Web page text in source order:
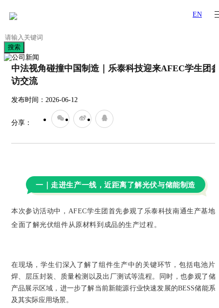
EN
搜索
中法视角碰撞中国制造｜乐泰科技迎来AFEC学生团
访交流
发布时间：2026-06-12
分享：
一｜走进生产一线，近距离了解光伏与储能制造
本次参访活动中，AFEC学生团首先参观了乐泰科技南通生产基地
全面了解光伏组件从原材料到成品的生产过程。
在现场，学生们深入了解了组件生产中的关键环节，包括电池片
焊、层压封装、质量检测以及出厂测试等流程。同时，也参观了储
产品展示区域，进一步了解当前新能源行业快速发展的BESS储能系
及其实际应用场景。